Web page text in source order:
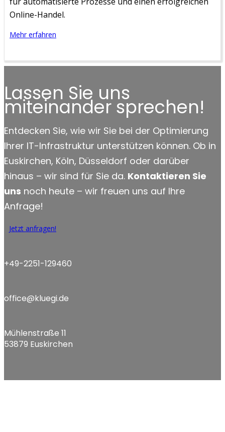
Online-Handel.
Mehr erfahren
Lassen Sie uns
miteinander sprechen!
Entdecken Sie, wie wir Sie bei der Optimierung
Ihrer IT-Infrastruktur unterstützen können. Ob in
Euskirchen, Köln, Düsseldorf oder darüber
hinaus – wir sind für Sie da. Kontaktieren Sie
uns noch heute – wir freuen uns auf Ihre
Anfrage!
Jetzt anfragen!
+49-2251-129460
office@kluegi.de
Mühlenstraße 11
53879 Euskirchen